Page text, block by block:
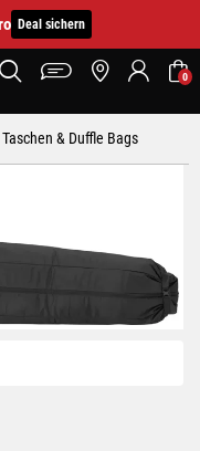
Deal sichern
0
Taschen & Duffle Bags